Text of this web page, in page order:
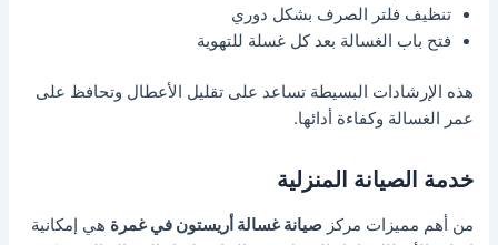
تنظيف فلتر الصرف بشكل دوري
فتح باب الغسالة بعد كل غسلة للتهوية
هذه الإرشادات البسيطة تساعد على تقليل الأعطال وتحافظ على
عمر الغسالة وكفاءة أدائها.
خدمة الصيانة المنزلية
من أهم مميزات مركزصيانة غسالة أريستون في غمرة هي إمكانية